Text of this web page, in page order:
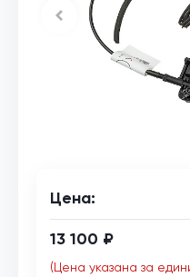
Цена:
13 100 ₽
(Цена указана за